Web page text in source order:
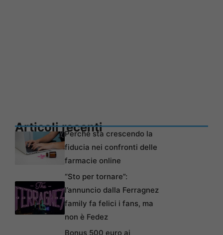
Articoli recentiPerché sta crescendo la
fiducia nei confronti delle
farmacie online
“Sto per tornare”:
l’annuncio dalla Ferragnez
family fa felici i fans, ma
non è Fedez
Bonus 500 euro ai